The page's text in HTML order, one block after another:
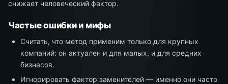
снижает человеческий фактор.
Частые ошибки и мифы
Считать, что метод применим только для крупных
компаний: он актуален и для малых, и для средних
бизнесов.
Игнорировать фактор заменителей — именно они часто